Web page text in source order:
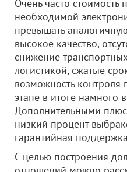
Очень часто стоимость
необходимой
превышать
высокое качество,
снижение
логистикой, сжатые
возможность
этапе в итоге намного
Дополнительными
низкий процент
гарантийная
С целью построения